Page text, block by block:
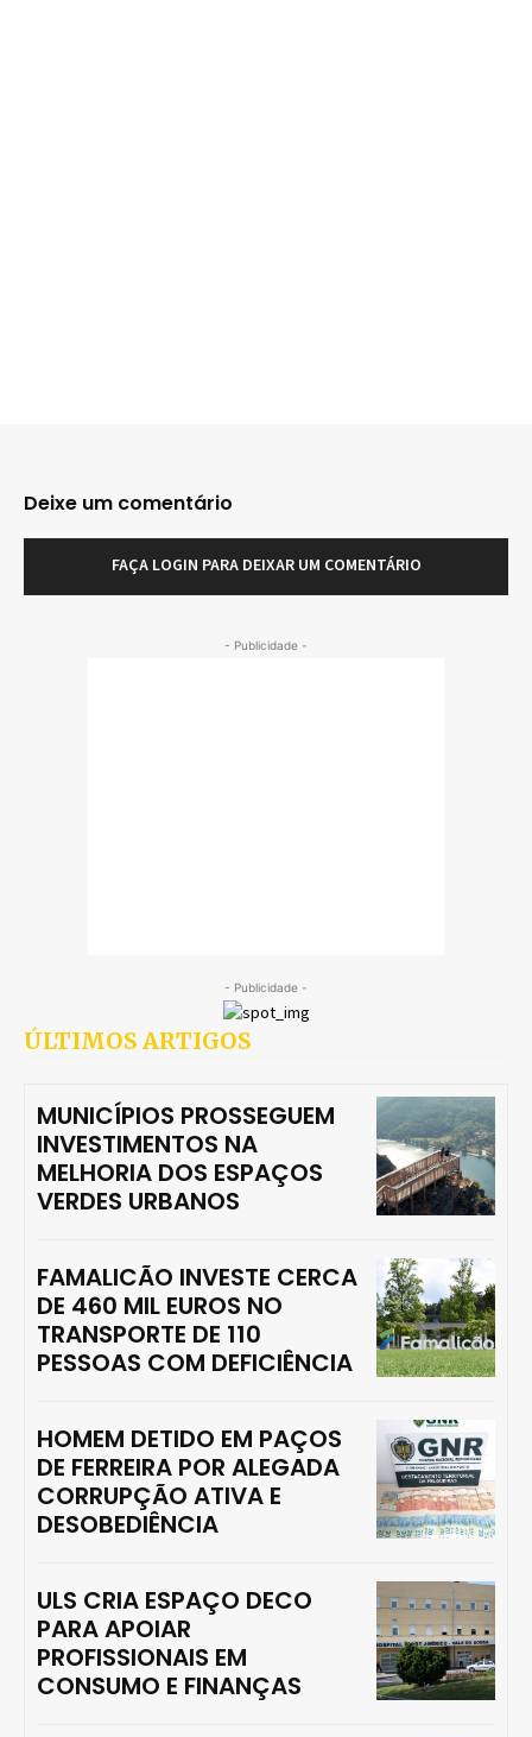
Deixe um comentário
FAÇA LOGIN PARA DEIXAR UM COMENTÁRIO
- Publicidade -
- Publicidade -
ÚLTIMOS ARTIGOS
MUNICÍPIOS PROSSEGUEM
INVESTIMENTOS NA
MELHORIA DOS ESPAÇOS
VERDES URBANOS
FAMALICÃO INVESTE CERCA
DE 460 MIL EUROS NO
TRANSPORTE DE 110
PESSOAS COM DEFICIÊNCIA
HOMEM DETIDO EM PAÇOS
DE FERREIRA POR ALEGADA
CORRUPÇÃO ATIVA E
DESOBEDIÊNCIA
ULS CRIA ESPAÇO DECO
PARA APOIAR
PROFISSIONAIS EM
CONSUMO E FINANÇAS